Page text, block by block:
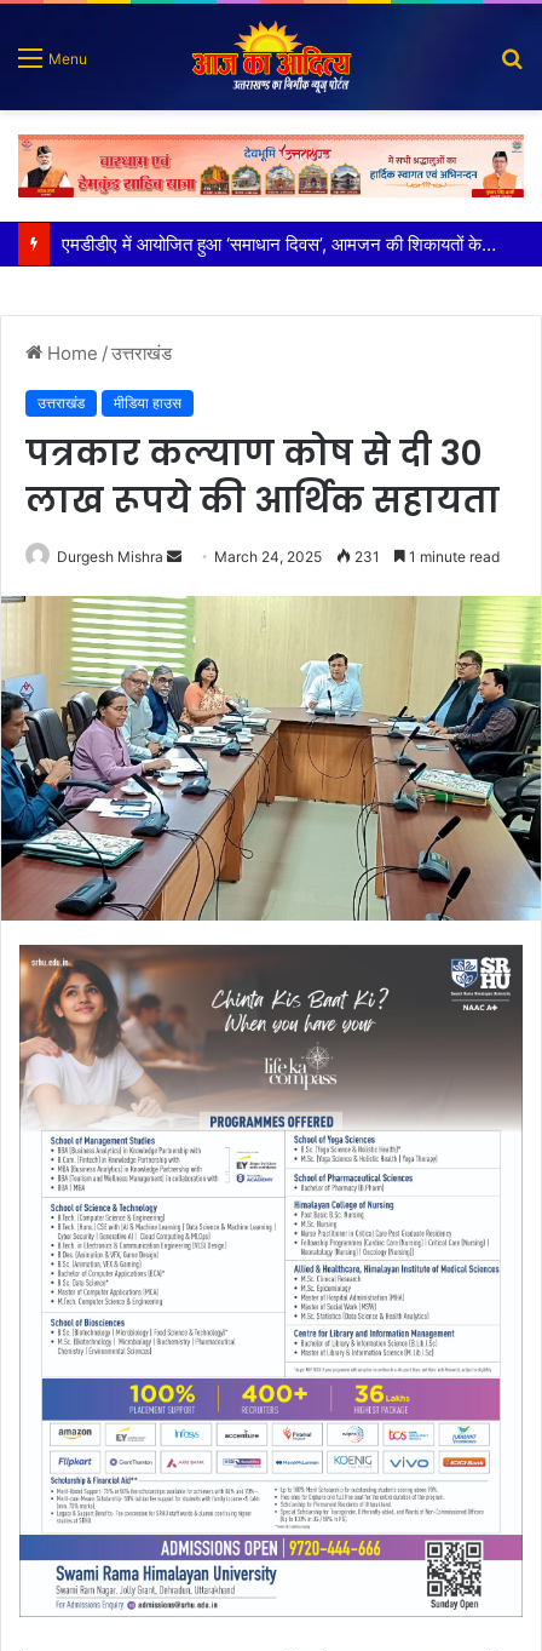
Menu
एमडीडीए में आयोजित हुआ ‘समाधान दिवस’, आमजन की शिकायतों के त्वरित निस्तारण के दिए गए निर्देश
Home /उत्तराखंड
उत्तराखंड मीडिया हाउस
पत्रकार कल्याण कोष से दी 30
लाख रूपये की आर्थिक सहायता
Durgesh Mishra
Send
email
March 24, 2025 231 1 minute read